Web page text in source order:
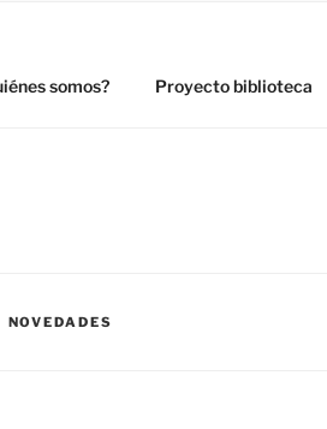
somos? Proyecto biblioteca
CATEGORÍAS
NOVEDADES